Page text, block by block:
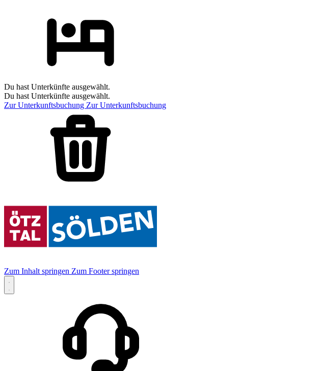
Du hast Unterkünfte ausgewählt.
Du hast Unterkünfte ausgewählt.
Zur Unterkunftsbuchung Zur Unterkunftsbuchung
Zum Inhalt springen Zum Footer springen